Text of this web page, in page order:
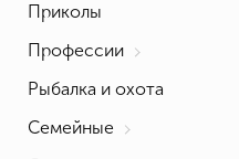
Приколы
Профессии
Рыбалка и охота
Семейные